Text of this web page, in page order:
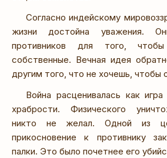
Согласно индейскому
жизни достойна уважения.
противников для того,
собственные. Вечная идея
другим того, что не хочешь, чтобы
Война расценивалась как
храбрости. Физического
никто не желал. Одной из
прикосновение к противнику
палки. Это было почетнее его